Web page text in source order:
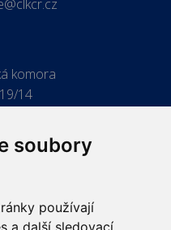
soubory
používají
a další sledovací
komora
14